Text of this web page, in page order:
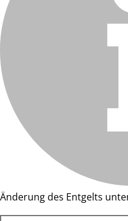
Änderung des Entgelts